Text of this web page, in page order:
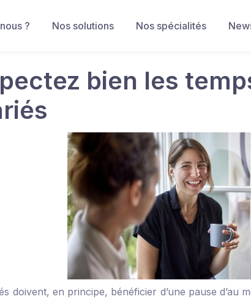
? Nos solutions Nos spécialités
bien les
doivent, en principe, bénéficier d’une pause